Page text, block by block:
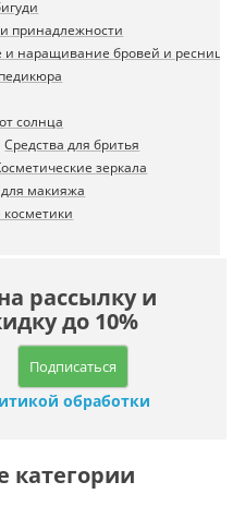
принадлежности
наращивание бровей и ресниц
солнца
Средства для бритья
зеркала
макияжа
рассылку и
до 10%
Подписаться
обработки
категории